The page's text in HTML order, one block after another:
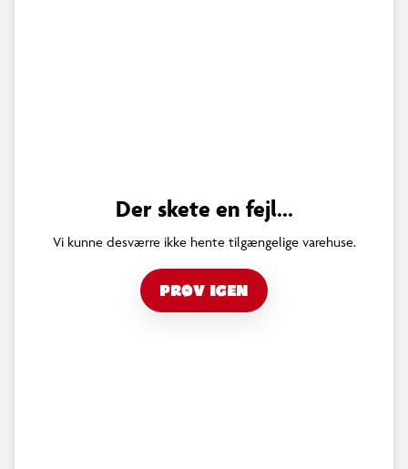
Der skete en fejl...
Vi kunne desværre ikke hente tilgængelige varehuse.
PRØV IGEN